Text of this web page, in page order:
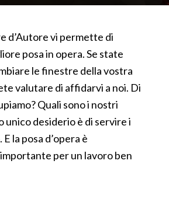
d’Autore vi permette di
posa in opera. Se state
le finestre della vostra
valutare di affidarvi a noi. Di
Quali sono i nostri
unico desiderio è di servire i
la posa d’opera è
per un lavoro ben